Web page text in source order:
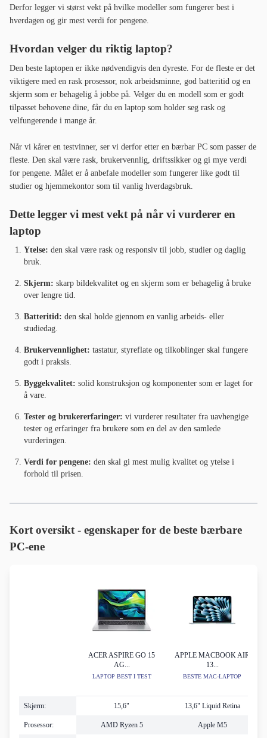
Derfor legger vi størst vekt på hvilke modeller som fungerer best i
hverdagen og gir mest verdi for pengene.
Hvordan velger du riktig laptop?
Den beste laptopen er ikke nødvendigvis den dyreste. For de fleste er det
viktigere med en rask prosessor, nok arbeidsminne, god batteritid og en
skjerm som er behagelig å jobbe på. Velger du en modell som er godt
tilpasset behovene dine, får du en laptop som holder seg rask og
velfungerende i mange år.
Når vi kårer en testvinner, ser vi derfor etter en bærbar PC som passer de
fleste. Den skal være rask, brukervennlig, driftssikker og gi mye verdi
for pengene. Målet er å anbefale modeller som fungerer like godt til
studier og hjemmekontor som til vanlig hverdagsbruk.
Dette legger vi mest vekt på når vi vurderer en
laptop
Ytelse: den skal være rask og responsiv til jobb, studier og daglig
bruk.
Skjerm: skarp bildekvalitet og en skjerm som er behagelig å bruke
over lengre tid.
Batteritid: den skal holde gjennom en vanlig arbeids- eller
studiedag.
Brukervennlighet: tastatur, styreflate og tilkoblinger skal fungere
godt i praksis.
Byggekvalitet: solid konstruksjon og komponenter som er laget for
å vare.
Tester og brukererfaringer: vi vurderer resultater fra uavhengige
tester og erfaringer fra brukere som en del av den samlede
vurderingen.
Verdi for pengene: den skal gi mest mulig kvalitet og ytelse i
forhold til prisen.
Kort oversikt - egenskaper for de beste bærbare
PC-ene
Skjerm:
Prosessor:
ACER ASPIRE GO 15
AG...
LAPTOP BEST I TEST
15,6"
AMD Ryzen 5
APPLE MACBOOK AIR
13...
BESTE MAC-LAPTOP
13,6" Liquid Retina
Apple M5